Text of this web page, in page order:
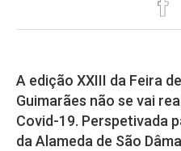
A edição XXIII da Feira
Guimarães não se vai
Covid-19. Perspetivada
da Alameda de São